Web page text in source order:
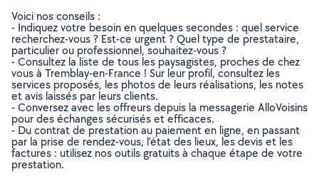
Voici nos conseils :
- Indiquez votre besoin en quelques secondes : quel service
recherchez-vous ? Est-ce urgent ? Quel type de prestataire,
particulier ou professionnel, souhaitez-vous ?
- Consultez la liste de tous les paysagistes, proches de chez
vous à Tremblay-en-France ! Sur leur profil, consultez les
services proposés, les photos de leurs réalisations, les notes
et avis laissés par leurs clients.
- Conversez avec les offreurs depuis la messagerie AlloVoisins
pour des échanges sécurisés et efficaces.
- Du contrat de prestation au paiement en ligne, en passant
par la prise de rendez-vous, l’état des lieux, les devis et les
factures : utilisez nos outils gratuits à chaque étape de votre
prestation.